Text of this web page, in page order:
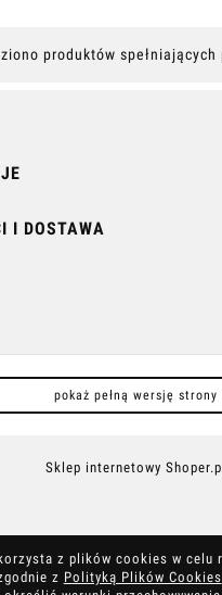
z plików cookies w celu
z Polityką Plików Cookies
produktów
I DOSTAWA
pokaż pełną wersję strony
Sklep internetowy